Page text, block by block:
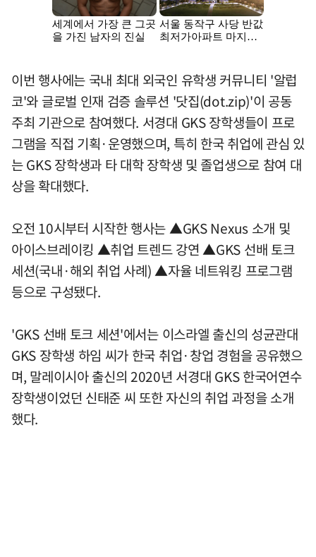
이번 행사에는 국내 최대 외국인 유학생 커뮤니티 '알럽
코'와 글로벌 인재 검증 솔루션 '닷집(dot.zip)'이 공동
주최 기관으로 참여했다. 서경대 GKS 장학생들이 프로
그램을 직접 기획·운영했으며, 특히 한국 취업에 관심 있
는 GKS 장학생과 타 대학 장학생 및 졸업생으로 참여 대
상을 확대했다.
오전 10시부터 시작한 행사는 ▲GKS Nexus 소개 및
아이스브레이킹 ▲취업 트렌드 강연 ▲GKS 선배 토크
세션(국내·해외 취업 사례) ▲자율 네트워킹 프로그램
등으로 구성됐다.
'GKS 선배 토크 세션'에서는 이스라엘 출신의 성균관대
GKS 장학생 하임 씨가 한국 취업·창업 경험을 공유했으
며, 말레이시아 출신의 2020년 서경대 GKS 한국어연수
장학생이었던 신태준 씨 또한 자신의 취업 과정을 소개
했다.